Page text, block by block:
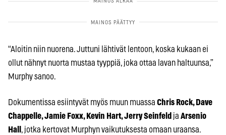
“Aloitin niin nuorena. Juttuni lähtivät lentoon, koska kukaan ei
ollut nähnyt nuorta mustaa tyyppiä, joka ottaa lavan haltuunsa,”
Murphy sanoo.
Dokumentissa esiintyvät myös muun muassa Chris Rock, Dave
Chappelle, Jamie Foxx, Kevin Hart, Jerry Seinfeld ja Arsenio
Hall , jotka kertovat Murphyn vaikutuksesta omaan uraansa.